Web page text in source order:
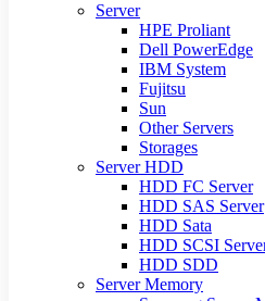
Server
HPE Proliant
Dell PowerEdge
IBM System
Fujitsu
Sun
Other Servers
Storages
Server HDD
HDD FC Server
HDD SAS Server
HDD Sata
HDD SCSI
HDD SDD
Server Memory